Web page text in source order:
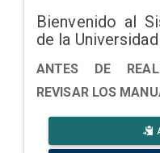
Bienvenido al
de la
ANTES DE
REVISAR LOS